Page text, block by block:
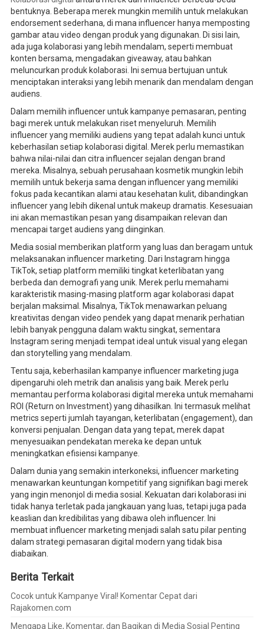
bentuknya. Beberapa merek mungkin memilih untuk melakukan
endorsement sederhana, di mana influencer hanya memposting
gambar atau video dengan produk yang digunakan. Di sisi lain,
ada juga kolaborasi yang lebih mendalam, seperti membuat
konten bersama, mengadakan giveaway, atau bahkan
meluncurkan produk kolaborasi. Ini semua bertujuan untuk
menciptakan interaksi yang lebih menarik dan mendalam dengan
audiens.
Dalam memilih influencer untuk kampanye pemasaran, penting
bagi merek untuk melakukan riset menyeluruh. Memilih
influencer yang memiliki audiens yang tepat adalah kunci untuk
keberhasilan setiap kolaborasi digital. Merek perlu memastikan
bahwa nilai-nilai dan citra influencer sejalan dengan brand
mereka. Misalnya, sebuah perusahaan kosmetik mungkin lebih
memilih untuk bekerja sama dengan influencer yang memiliki
fokus pada kecantikan alami atau kesehatan kulit, dibandingkan
influencer yang lebih dikenal untuk makeup dramatis. Kesesuaian
ini akan memastikan pesan yang disampaikan relevan dan
mencapai target audiens yang diinginkan.
Media sosial memberikan platform yang luas dan beragam untuk
melaksanakan influencer marketing. Dari Instagram hingga
TikTok, setiap platform memiliki tingkat keterlibatan yang
berbeda dan demografi yang unik. Merek perlu memahami
karakteristik masing-masing platform agar kolaborasi dapat
berjalan maksimal. Misalnya, TikTok menawarkan peluang
kreativitas dengan video pendek yang dapat menarik perhatian
lebih banyak pengguna dalam waktu singkat, sementara
Instagram sering menjadi tempat ideal untuk visual yang elegan
dan storytelling yang mendalam.
Tentu saja, keberhasilan kampanye influencer marketing juga
dipengaruhi oleh metrik dan analisis yang baik. Merek perlu
memantau performa kolaborasi digital mereka untuk memahami
ROI (Return on Investment) yang dihasilkan. Ini termasuk melihat
metrics seperti jumlah tayangan, keterlibatan (engagement), dan
konversi penjualan. Dengan data yang tepat, merek dapat
menyesuaikan pendekatan mereka ke depan untuk
meningkatkan efisiensi kampanye.
Dalam dunia yang semakin interkoneksi, influencer marketing
menawarkan keuntungan kompetitif yang signifikan bagi merek
yang ingin menonjol di media sosial. Kekuatan dari kolaborasi ini
tidak hanya terletak pada jangkauan yang luas, tetapi juga pada
keaslian dan kredibilitas yang dibawa oleh influencer. Ini
membuat influencer marketing menjadi salah satu pilar penting
dalam strategi pemasaran digital modern yang tidak bisa
diabaikan.
Berita Terkait
Cocok untuk Kampanye Viral! Komentar Cepat dari
Rajakomen.com
Mengapa Like, Komentar, dan Bagikan di Media Sosial Penting